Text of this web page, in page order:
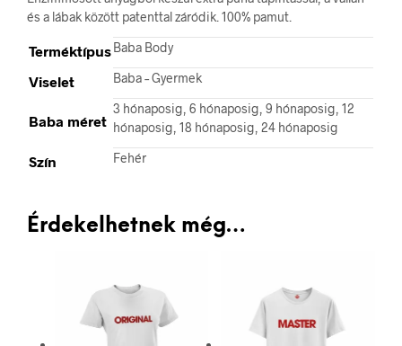
és a lábak között patenttal záródik. 100% pamut.
TerméktípusBaba Body
Viselet Baba – Gyermek
Baba méret
3 hónaposig, 6 hónaposig, 9 hónaposig, 12
hónaposig, 18 hónaposig, 24 hónaposig
Szín Fehér
Érdekelhetnek még…